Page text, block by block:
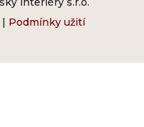
| Podmínky užití